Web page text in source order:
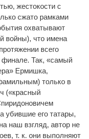
жестокости с
сжато рамками
охватывают
войны), что имена
всего
финале. Так, «самый
Ермишка,
только в
(«красный
убившие его татары,
наш взгляд, автор не
т. к. они выполняют